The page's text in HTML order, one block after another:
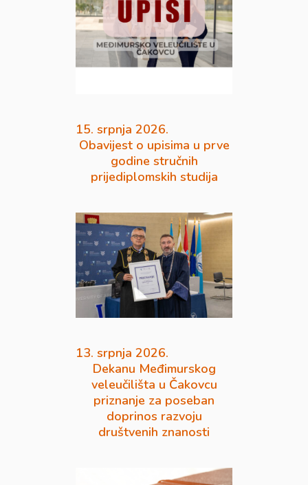
15. srpnja 2026.
Obavijest o upisima u prve
godine stručnih
prijediplomskih studija
13. srpnja 2026.
Dekanu Međimurskog
veleučilišta u Čakovcu
priznanje za poseban
doprinos razvoju
društvenih znanosti